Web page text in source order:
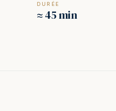
DURÉE
≈ 45 min